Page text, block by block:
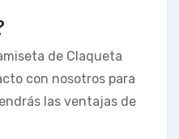
de Claqueta
con nosotros para
las ventajas de